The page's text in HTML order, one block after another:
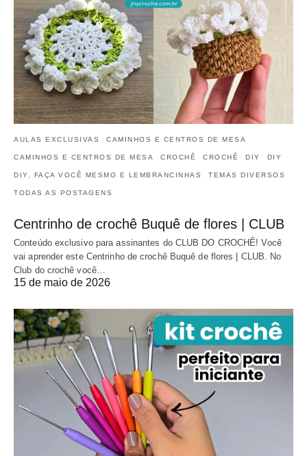
AULAS EXCLUSIVAS CAMINHOS E CENTROS DE MESA
CAMINHOS E CENTROS DE MESA CROCHÊ CROCHÊ DIY DIY
DIY, FAÇA VOCÊ MESMO E LEMBRANCINHAS TEMAS DIVERSOS
TODAS AS POSTAGENS
Centrinho de crochê Buquê de flores | CLUB
Conteúdo exclusivo para assinantes do CLUB DO CROCHÊ! Você
vai aprender este Centrinho de crochê Buquê de flores | CLUB. No
Club do crochê você…
15 de maio de 2026